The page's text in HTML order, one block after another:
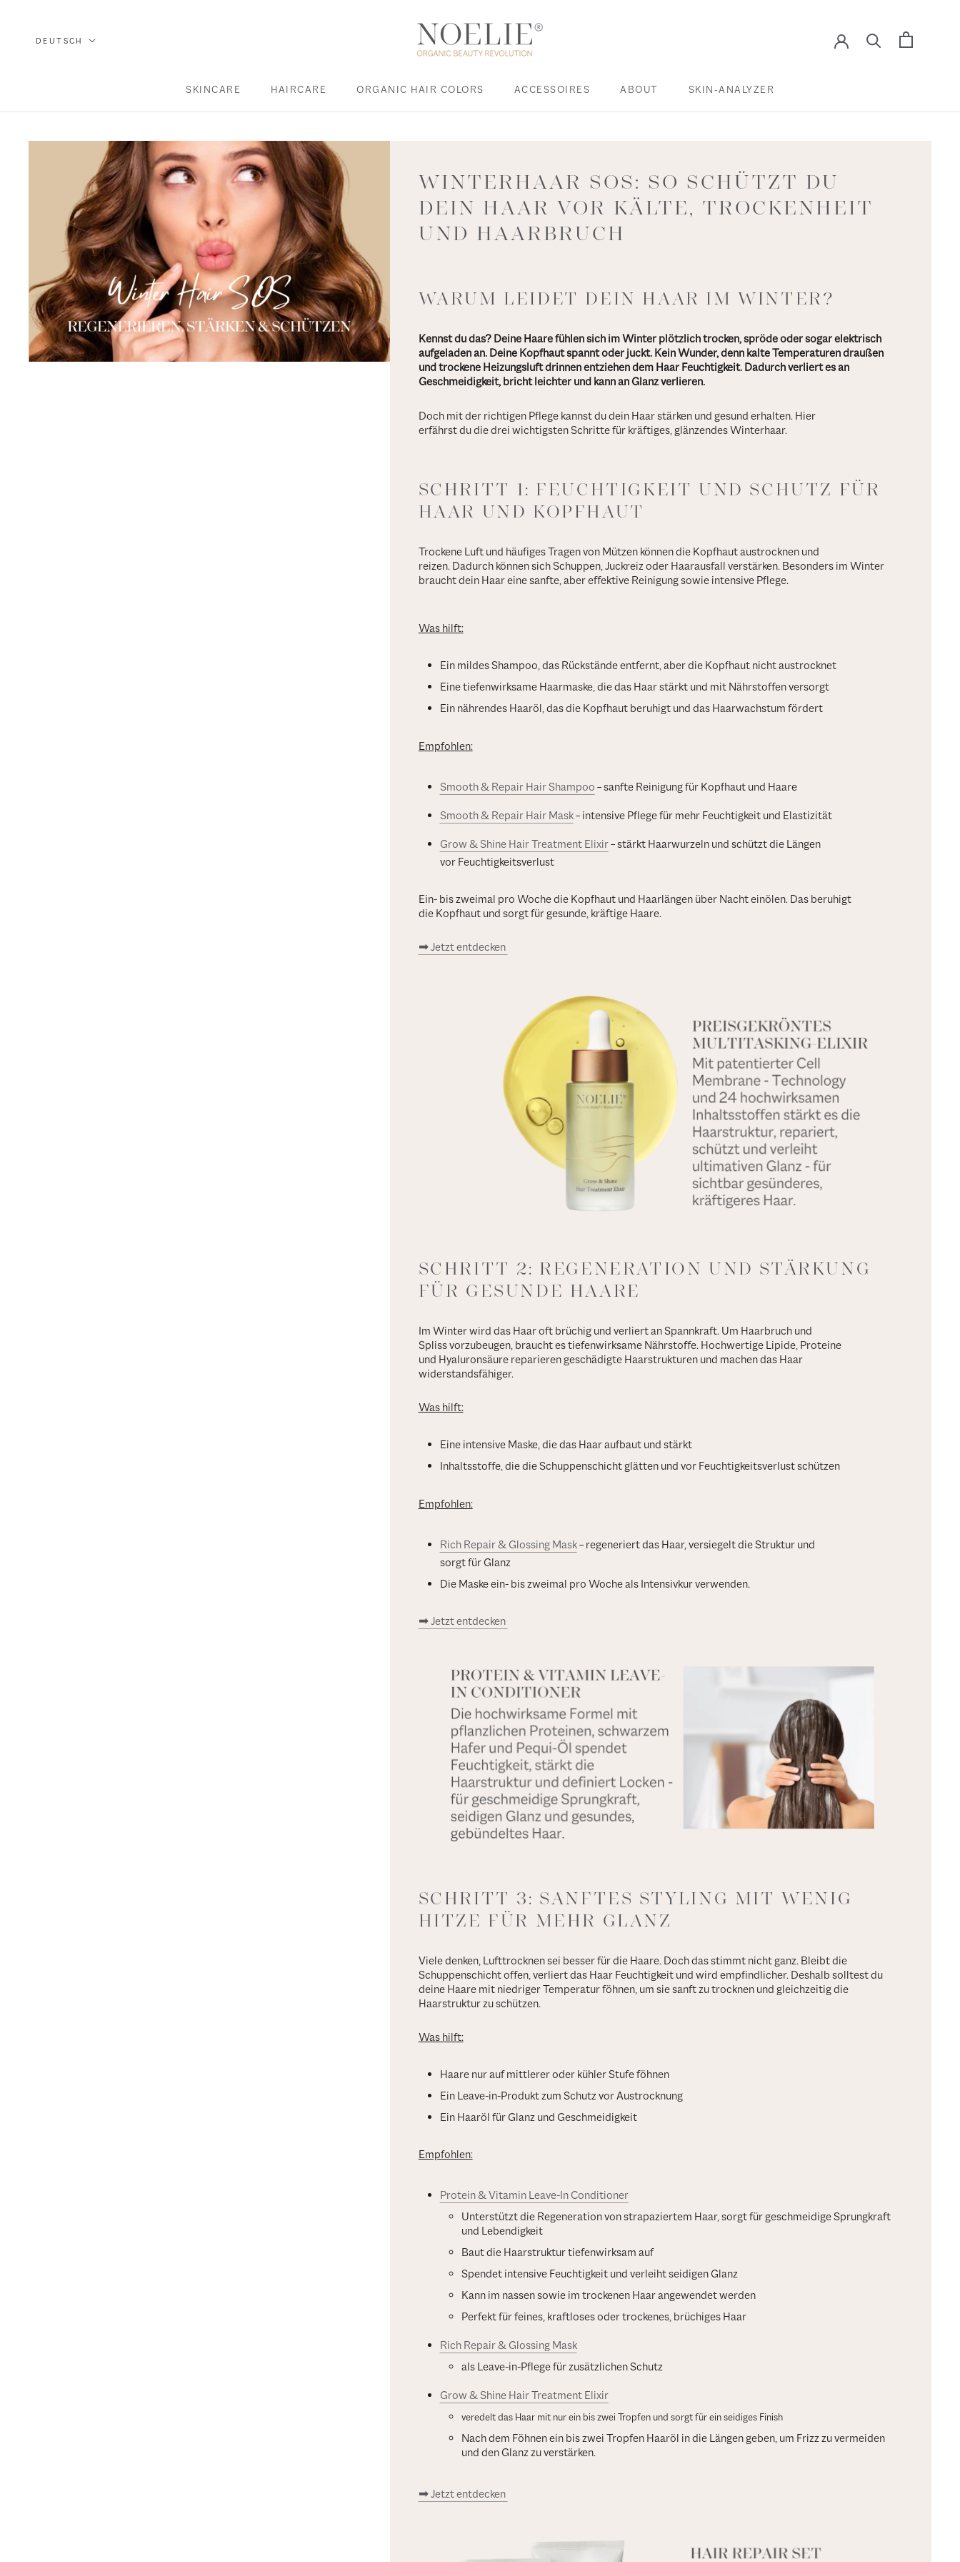
SKINCARE
HAIRCARE
ORGANIC HAIR COLORS
ACCESSOIRES
ABOUT
SKIN-ANALYZER
Sprache
DEUTSCH
WINTERHAAR SOS: SO SCHÜTZT DU
DEIN HAAR VOR KÄLTE, TROCKENHEIT
UND HAARBRUCH
WARUM LEIDET DEIN HAAR IM WINTER?
Kennst du das? Deine Haare fühlen sich im Winter plötzlich trocken, spröde oder sogarelektrisch
aufgeladen an. Deine Kopfhaut spannt oder juckt. Kein Wunder, denn kalteTemperaturen draußen
und trockene Heizungsluft drinnen entziehen dem Haar Feuchtigkeit. Dadurch verliert es an
Geschmeidigkeit, bricht leichter und kann an Glanz verlieren.
Doch mit der richtigen Pflege kannst du dein Haar stärken und gesund erhalten. Hier
erfährst du die drei wichtigsten Schritte für kräftiges, glänzendes Winterhaar.
SCHRITT 1: FEUCHTIGKEIT UND SCHUTZ FÜR
HAAR UND KOPFHAUT
Trockene Luft und häufiges Tragen von Mützen können die Kopfhaut austrocknen und
reizen. Dadurch können sich Schuppen, Juckreiz oder Haarausfall verstärken. Besonders im Winter
braucht dein Haar eine sanfte, aber effektive Reinigung sowie intensive Pflege.
Was hilft:
Ein mildes Shampoo, das Rückstände entfernt, aber die Kopfhaut nicht austrocknet
Eine tiefenwirksame Haarmaske, die das Haar stärkt und mit Nährstoffen versorgt
Ein nährendes Haaröl, das die Kopfhaut beruhigt und das Haarwachstum fördert
Empfohlen:
Smooth & Repair Hair Shampoo – sanfte Reinigung für Kopfhaut und Haare
Smooth & Repair Hair Mask– intensive Pflege für mehr Feuchtigkeit und Elastizität
Grow & Shine Hair Treatment Elixir– stärkt Haarwurzeln und schützt die Längen
vor Feuchtigkeitsverlust
Ein- bis zweimal pro Woche die Kopfhaut und Haarlängen über Nacht einölen. Das beruhigt
die Kopfhaut und sorgt für gesunde, kräftige Haare.
➡ Jetzt entdecken
SCHRITT 2: REGENERATION UND STÄRKUNG
FÜR GESUNDE HAARE
Im Winter wird das Haar oft brüchig und verliert an Spannkraft. Um Haarbruch und
Spliss vorzubeugen, braucht es tiefenwirksame Nährstoffe. Hochwertige Lipide, Proteine
und Hyaluronsäure reparieren geschädigte Haarstrukturen und machen das Haar
widerstandsfähiger.
Was hilft:
Eine intensive Maske, die das Haar aufbaut und stärkt
Inhaltsstoffe, die die Schuppenschicht glätten und vor Feuchtigkeitsverlust schützen
Empfohlen:
Rich Repair & Glossing Mask– regeneriert das Haar, versiegelt die Struktur und
sorgt für Glanz
Die Maske ein- bis zweimal pro Woche als Intensivkur verwenden.
➡ Jetzt entdecken
SCHRITT 3: SANFTES STYLING MIT WENIG
HITZE FÜR MEHR GLANZ
Viele denken, Lufttrocknen sei besser für die Haare. Doch das stimmt nicht ganz. Bleibt die
Schuppenschicht offen, verliert das Haar Feuchtigkeit und wird empfindlicher. Deshalb solltest du
deine Haare mit niedriger Temperatur föhnen, um sie sanft zu trocknen und gleichzeitig die
Haarstruktur zu schützen.
Was hilft:
Haare nur auf mittlerer oder kühler Stufe föhnen
Ein Leave-in-Produkt zum Schutz vor Austrocknung
Ein Haaröl für Glanz und Geschmeidigkeit
Empfohlen:
Protein & Vitamin Leave-In Conditioner
Unterstützt die Regeneration von strapaziertem Haar, sorgt für geschmeidige Sprungkraft
und Lebendigkeit
Baut die Haarstruktur tiefenwirksam auf
Spendet intensive Feuchtigkeit und verleiht seidigen Glanz
Kann im nassen sowie im trockenen Haar angewendet werden
Perfekt für feines, kraftloses oder trockenes, brüchiges Haar
Rich Repair & Glossing Mask
als Leave-in-Pflege für zusätzlichen Schutz
Grow & Shine Hair Treatment Elixir
veredelt das Haar mit nur ein bis zwei Tropfen und sorgt für ein seidiges Finish
Nach dem Föhnen ein bis zwei Tropfen Haaröl in die Längen geben, um Frizz zu vermeiden
und den Glanz zu verstärken.
➡ Jetzt entdecken